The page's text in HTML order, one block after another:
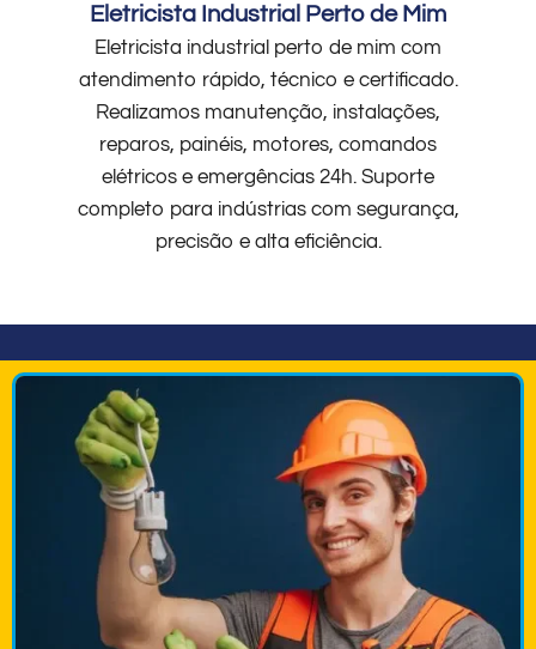
Eletricista Industrial Perto de Mim
Eletricista industrial perto de mim com
atendimento rápido, técnico e certificado.
Realizamos manutenção, instalações,
reparos, painéis, motores, comandos
elétricos e emergências 24h. Suporte
completo para indústrias com segurança,
precisão e alta eficiência.